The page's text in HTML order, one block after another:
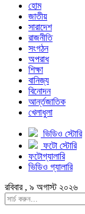
হোম
জাতীয়
সারাদেশ
রাজনীতি
সংগঠন
অপরাধ
শিক্ষা
বানিজ্য
বিনোদন
আর্ন্তজাতিক
খেলাধুলা
ভিডিও স্টোরি
ফটো স্টোরি
ফটোগ্যালারি
ভিডিও গ্যালারি
রবিবার , ৯ অগাস্ট ২০২৬